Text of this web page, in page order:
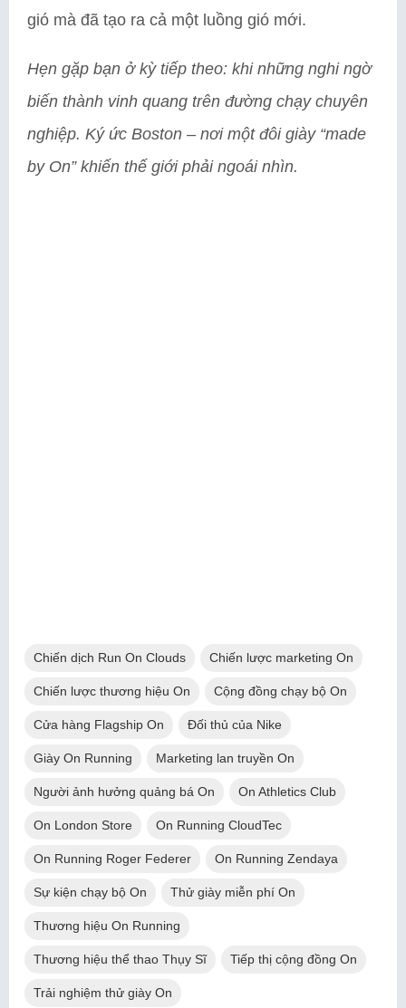
gió mà đã tạo ra cả một luồng gió mới.
Hẹn gặp bạn ở kỳ tiếp theo: khi những nghi ngờ
biến thành vinh quang trên đường chạy chuyên
nghiệp. Ký ức Boston – nơi một đôi giày “made
by On” khiến thế giới phải ngoái nhìn.
Chiến dịch Run On Clouds Chiến lược marketing On
Chiến lược thương hiệu On Cộng đồng chạy bộ On
Cửa hàng Flagship On Đối thủ của Nike
Giày On Running Marketing lan truyền On
Người ảnh hưởng quảng bá On On Athletics Club
On London Store On Running CloudTec
On Running Roger Federer On Running Zendaya
Sự kiện chạy bộ On Thử giày miễn phí On
Thương hiệu On Running
Thương hiệu thể thao Thụy Sĩ Tiếp thị cộng đồng On
Trải nghiệm thử giày On